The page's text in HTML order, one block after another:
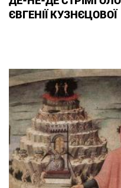
ЄВГЕНІЇ КУЗНЄЦОВОЇ